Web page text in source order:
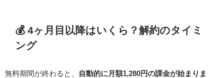
💰 4ヶ月目以降はいくら？解約のタイミ
ング
無料期間が終わると、
自動的に月額1,280円の課金が始まりま